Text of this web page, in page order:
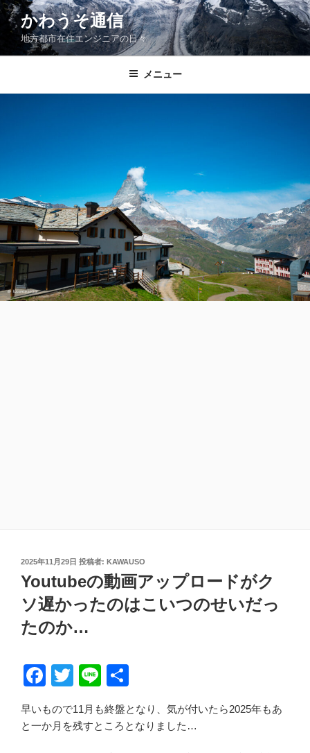
コ
ン
ン
かわうそ通信
地方都市在住エンジニアの日々
メニュー
投
日:
2025年11月29日 投稿者: KAWAUSO
Youtubeの動画アップロードがク
ソ遅かったのはこいつのせいだっ
たのか…
F
c
T
tt
Li
e
早いもので11月も終盤となり、気が付いたら2025年もあ
と一か月を残すところとなりました…